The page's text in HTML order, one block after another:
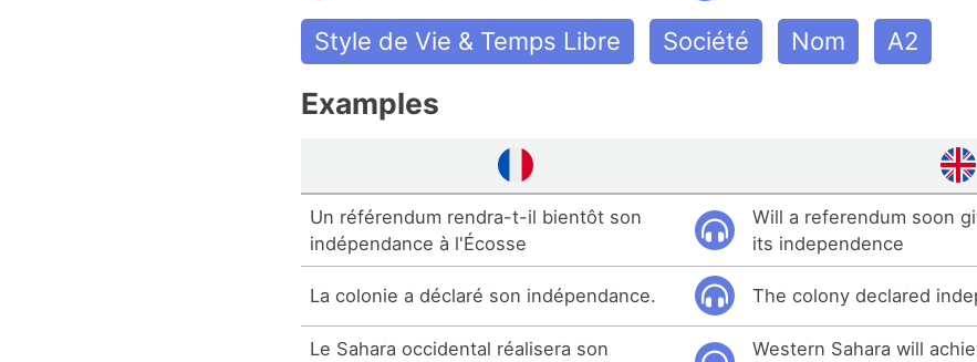
Style de Vie & Temps Libre Société Nom A2
Examples
Un référendum rendra-t-il bientôt son
indépendance à l'Écosse
Will a referendum soon
its independence
La colonie a déclaré son indépendance. The colony declared
Le Sahara occidental réalisera son
Western Sahara will